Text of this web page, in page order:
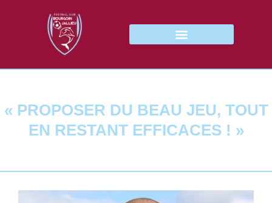
« PROPOSER DU BEAU JEU, TOUT
EN RESTANT EFFICACES ! »